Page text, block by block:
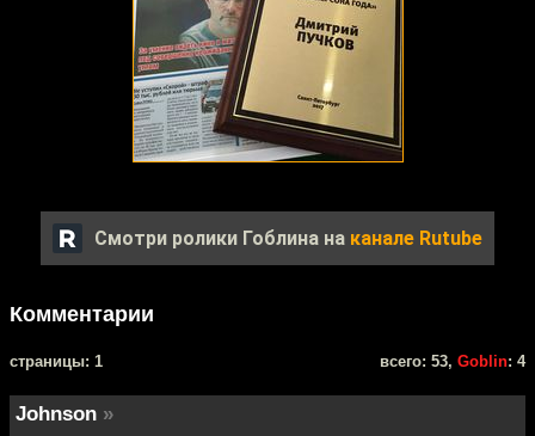
Смотри ролики Гоблина на канале Rutube
Комментарии
cтраницы: 1 всего: 53, Goblin: 4
Johnson »